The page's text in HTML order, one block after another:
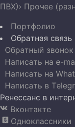
ПВХ)› Прочее
Портфолио
Обратная связь
Обратный звонок
Написать на e-
Написать на
Написать в
Ренессанс в
 Вконтакте
 Одноклассники